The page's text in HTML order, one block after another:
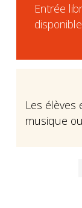
Entrée
Les élèves
musique